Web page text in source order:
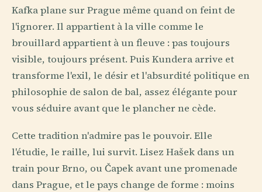
Kafka plane sur Prague même quand on feint de
l'ignorer. Il appartient à la ville comme le
brouillard appartient à un fleuve : pas toujours
visible, toujours présent. Puis Kundera arrive et
transforme l'exil, le désir et l'absurdité politique en
philosophie de salon de bal, assez élégante pour
vous séduire avant que le plancher ne cède.
Cette tradition n'admire pas le pouvoir. Elle
l'étudie, le raille, lui survit. Lisez Hašek dans un
train pour Brno, ou Čapek avant une promenade
dans Prague, et le pays change de forme : moins